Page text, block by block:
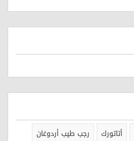
أتاتورك
رجب طيب أردوغان